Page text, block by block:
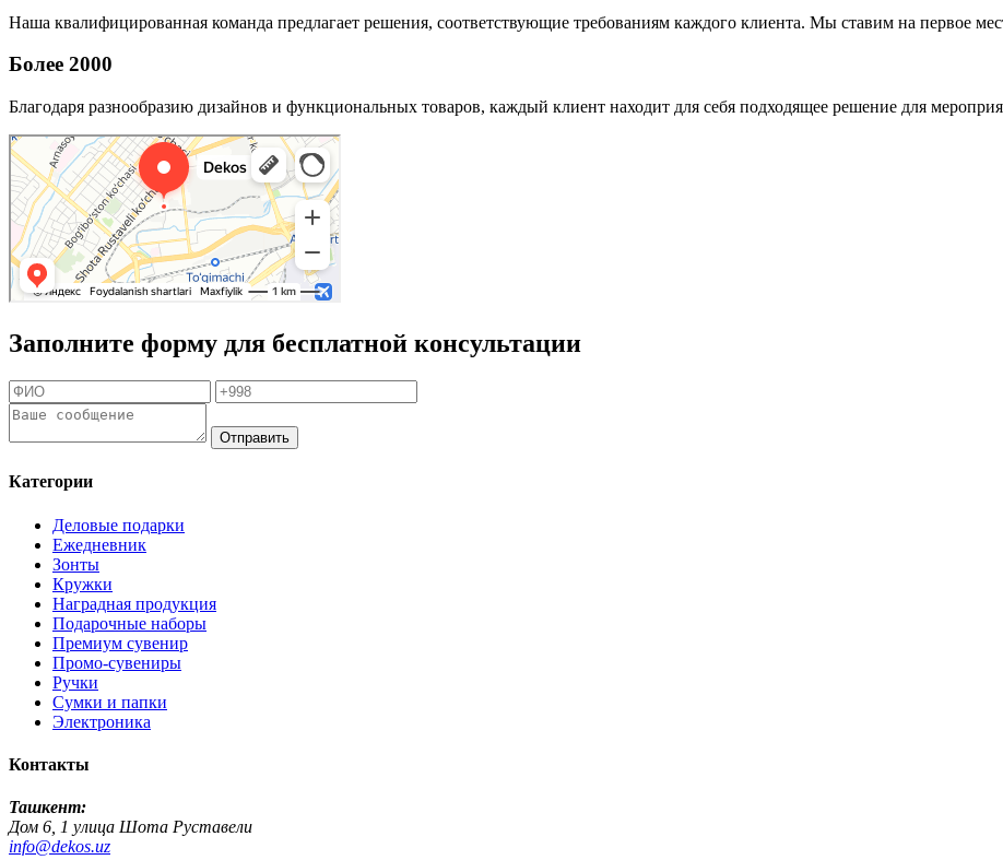
Наша квалифицированная команда предлагает решения, соответствующие требованиям каждого клиента. Мы ставим на первое
Более 2000
Благодаря разнообразию дизайнов и функциональных товаров, каждый клиент находит для себя подходящее решение для
Заполните форму для бесплатной консультации
Отправить
Категории
Деловые подарки
Ежедневник
Зонты
Кружки
Наградная продукция
Подарочные наборы
Премиум сувенир
Промо-сувениры
Ручки
Сумки и папки
Электроника
Контакты
Ташкент:
Дом 6, 1 улица Шота Руставели
info@dekos.uz